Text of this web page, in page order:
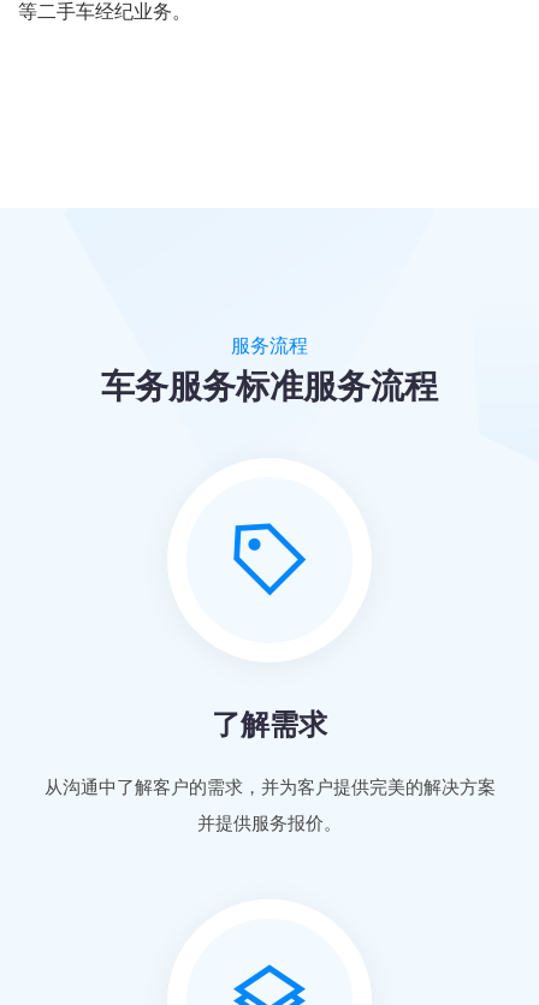
等二手车经纪业务。
服务流程
车务服务标准服务流程
了解需求
从沟通中了解客户的需求，并为客户提供完美的解决方案
并提供服务报价。